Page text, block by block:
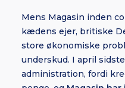
Mens Magasin inden
kædens ejer, britiske
store økonomiske
underskud. I april
administration, fordi